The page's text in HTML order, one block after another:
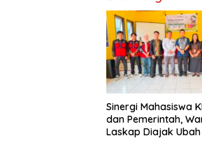
Sinergi Mahasiswa
dan Pemerintah,
Laskap Diajak